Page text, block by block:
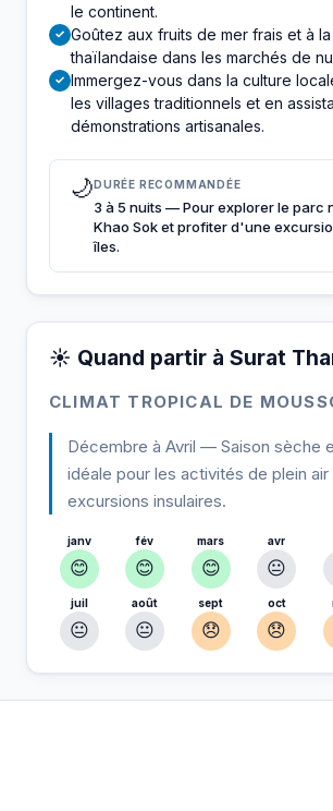
le continent.
✓ Goûtez aux fruits de mer frais et à
thaïlandaise dans les marchés de
✓ Immergez-vous dans la culture
les villages traditionnels et en
démonstrations artisanales.
🌙DURÉE RECOMMANDÉE
3 à 5 nuits — Pour explorer le parc
Khao Sok et profiter d'une
îles.
☀️ Quand partir à Surat
CLIMAT TROPICAL DE
Décembre à Avril — Saison sèche
idéale pour les activités de plein air
excursions insulaires.
janv
😊
fév
😊
mars
😊
avr
😐
juil
😐
août
😐
sept
😞
oct
😞